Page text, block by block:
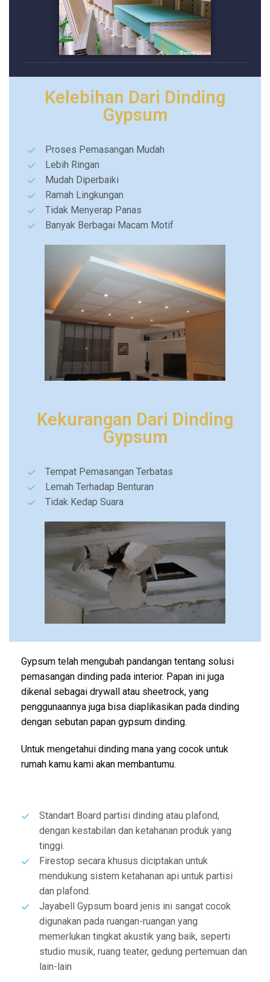
Kelebihan Dari Dinding
Gypsum
Proses Pemasangan Mudah
Lebih Ringan
Mudah Diperbaiki
Ramah Lingkungan
Tidak Menyerap Panas
Banyak Berbagai Macam Motif
Kekurangan Dari Dinding
Gypsum
Tempat Pemasangan Terbatas
Lemah Terhadap Benturan
Tidak Kedap Suara
Gypsum telah mengubah pandangan tentang solusi
pemasangan dinding pada interior. Papan ini juga
dikenal sebagai drywall atau sheetrock, yang
penggunaannya juga bisa diaplikasikan pada dinding
dengan sebutan papan gypsum dinding.
Untuk mengetahui dinding mana yang cocok untuk
rumah kamu kami akan membantumu.
Standart Board partisi dinding atau plafond,
dengan kestabilan dan ketahanan produk yang
tinggi.
Firestop secara khusus diciptakan untuk
mendukung sistem ketahanan api untuk partisi
dan plafond.
Jayabell Gypsum board jenis ini sangat cocok
digunakan pada ruangan-ruangan yang
memerlukan tingkat akustik yang baik, seperti
studio musik, ruang teater, gedung pertemuan dan
lain-lain